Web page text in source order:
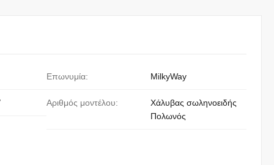
Επωνυμία: MilkyWay
Αριθμός μοντέλου:
Χάλυβας σωληνοειδής
Πολωνός